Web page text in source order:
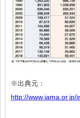
※出典元：
http://www.jama.or.jp/